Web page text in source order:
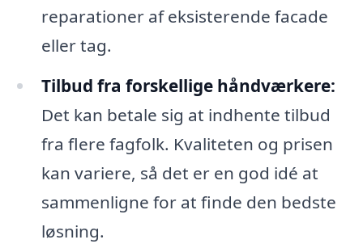
reparationer af eksisterende facade
eller tag.
Tilbud fra forskellige håndværkere:
Det kan betale sig at indhente tilbud
fra flere fagfolk. Kvaliteten og prisen
kan variere, så det er en god idé at
sammenligne for at finde den bedste
løsning.